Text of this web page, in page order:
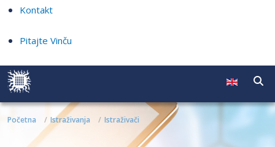
Kontakt
Pitajte Vinču
Početna Istraživanja Istraživači